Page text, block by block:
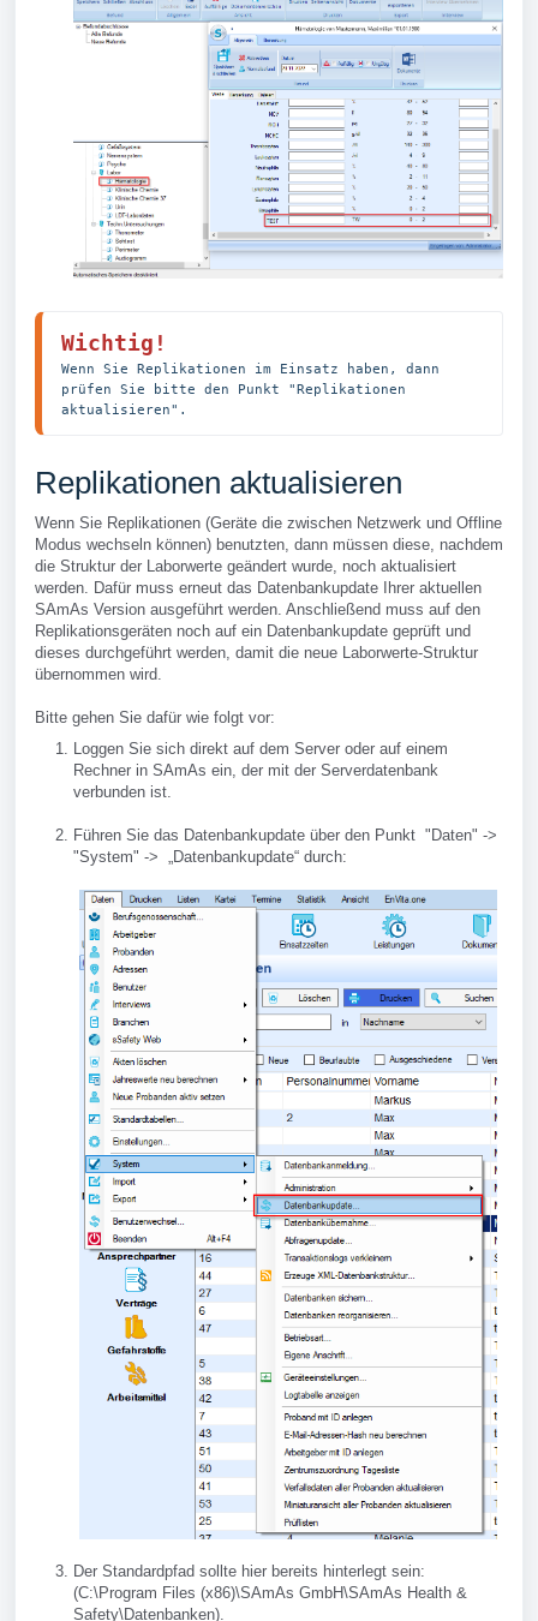
Wichtig!
Wenn Sie Replikationen im Einsatz haben, dann
prüfen Sie bitte den Punkt "Replikationen
aktualisieren".
Replikationen aktualisieren
Wenn Sie Replikationen (Geräte die zwischen Netzwerk und Offline
Modus wechseln können) benutzten, dann müssen diese, nachdem
die Struktur der Laborwerte geändert wurde, noch aktualisiert
werden. Dafür muss erneut das Datenbankupdate Ihrer aktuellen
SAmAs Version ausgeführt werden. Anschließend muss auf den
Replikationsgeräten noch auf ein Datenbankupdate geprüft und
dieses durchgeführt werden, damit die neue Laborwerte-Struktur
übernommen wird.
Bitte gehen Sie dafür wie folgt vor:
Loggen Sie sich direkt auf dem Server oder auf einem
Rechner in SAmAs ein, der mit der Serverdatenbank
verbunden ist.
Führen Sie das Datenbankupdate über den Punkt "Daten" ->
"System" -> „Datenbankupdate“ durch:
Der Standardpfad sollte hier bereits hinterlegt sein:
(C:\Program Files (x86)\SAmAs GmbH\SAmAs Health &
Safety\Datenbanken).